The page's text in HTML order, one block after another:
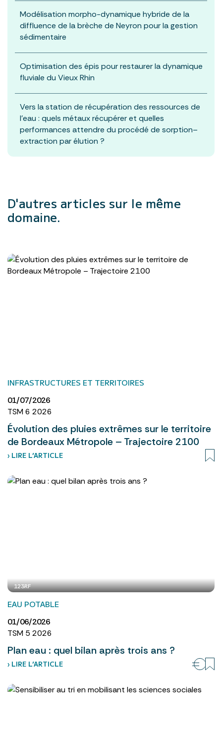
Modélisation morpho-dynamique hybride de la
diffluence de la brèche de Neyron pour la gestion
sédimentaire
Optimisation des épis pour restaurer la dynamique
fluviale du Vieux Rhin
Vers la station de récupération des ressources de
l’eau : quels métaux récupérer et quelles
performances attendre du procédé de sorption–
extraction par élution ?
D'autres articles sur le même
domaine.
INFRASTRUCTURES ET TERRITOIRES
01/07/2026
TSM 6 2026
Évolution des pluies extrêmes sur le territoire
de Bordeaux Métropole – Trajectoire 2100
› LIRE L’ARTICLE
123RF
EAU POTABLE
01/06/2026
TSM 5 2026
Plan eau : quel bilan après trois ans ?
› LIRE L’ARTICLE